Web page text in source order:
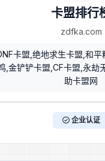
卡盟排行
zdfka.com
卡盟,绝地求生卡盟,和平
,金铲铲卡盟,CF卡盟,永劫
助卡盟网
企业认证